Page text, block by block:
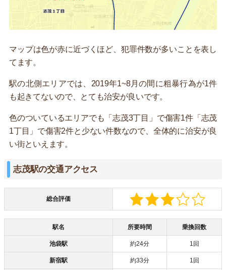
マップは色が赤に近づくほど、犯罪件数が多いことを表し
てます。
駅の北側エリアでは、2019年1~8月の間に粗暴行為が1件
も起きてないので、とても治安が良いです。
色のついているエリアでも「志茂3丁目」で傷害1件「志茂
1丁目」で傷害2件と少ない件数なので、全体的に治安が良
い街といえます。
志茂駅の交通アクセス
総合評価
駅名 所要時間 乗換回数
池袋駅 約24分 1回
新宿駅 約33分 1回